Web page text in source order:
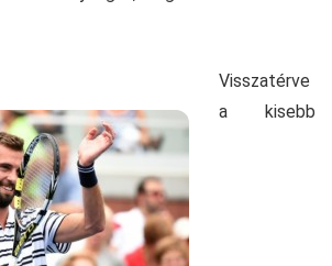
Visszatérve
a kisebb